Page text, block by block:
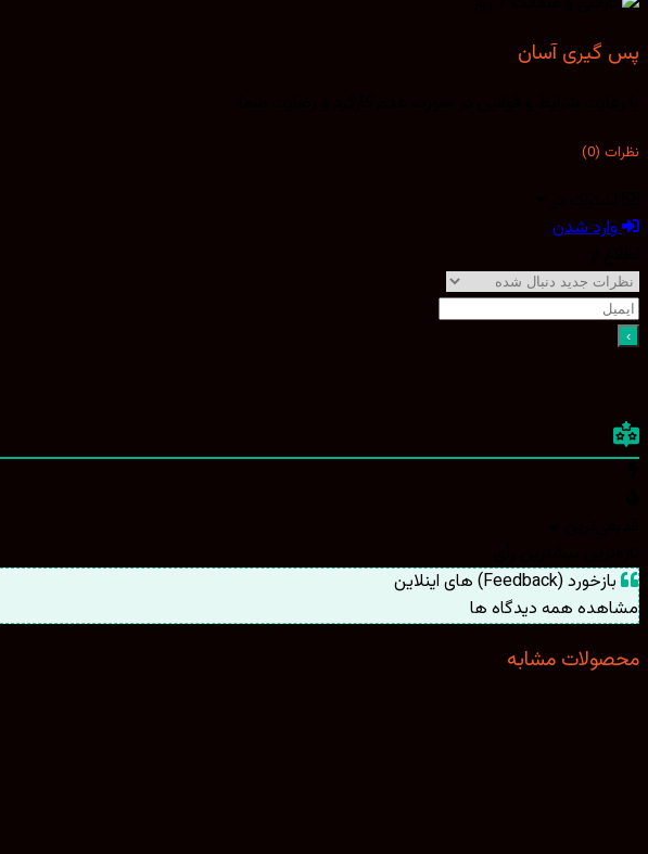
پس گیری آسان
نظرات (0)
وارد شدن
بازخورد (Feedback) های اینلاین
مشاهده همه دیدگاه ها
محصولات مشابه